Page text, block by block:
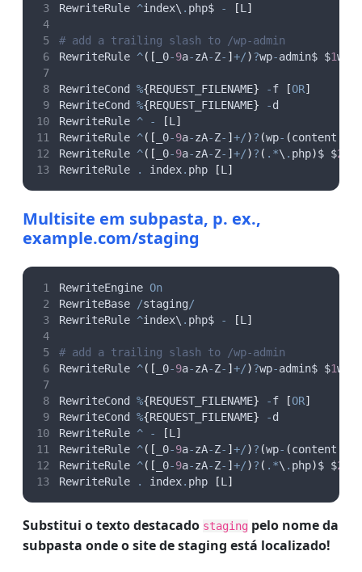
RewriteRule ^index\ . php$ - [L ]
# add a trailing slash to /wp-admin
RewriteRule ^([ _0-9a-zA-Z- ] +/)?wp-admin$ $1wp
RewriteCond %{REQUEST_FILENAME} -f [OR]
RewriteCond %{REQUEST_FILENAME} -d
RewriteRule ^ - [L ]
RewriteRule ^([ _0-9a-zA-Z- ] +/)? (wp- (content
RewriteRule ^([ _0-9a-zA-Z- ] +/)? ( . *\ . php)$ $2
RewriteRule
. index. php [L ]
Multisite em subpasta, p. ex.,
example.com/staging
RewriteEngine On
RewriteBase
/staging/
RewriteRule ^index\ . php$ - [L ]
# add a trailing slash to /wp-admin
RewriteRule ^([ _0-9a-zA-Z- ] +/)?wp-admin$ $1wp
RewriteCond %{REQUEST_FILENAME} -f [OR]
RewriteCond %{REQUEST_FILENAME} -d
RewriteRule ^ - [L ]
RewriteRule ^([ _0-9a-zA-Z- ] +/)? (wp- (content
RewriteRule ^([ _0-9a-zA-Z- ] +/)? ( . *\ . php)$ $2
RewriteRule
. index. php [L ]
Substitui o texto destacado staging pelo nome da
subpasta onde o site de staging está localizado!